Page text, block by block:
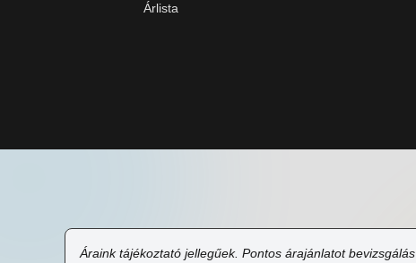
Árlista
Áraink tájékoztató jellegűek. Pontos árajánlatot